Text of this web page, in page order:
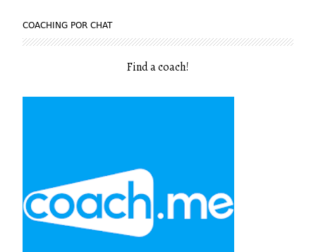
COACHING POR CHAT
Find a coach!